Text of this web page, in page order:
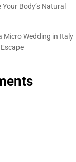
Body’s Natural
Micro Wedding in Italy